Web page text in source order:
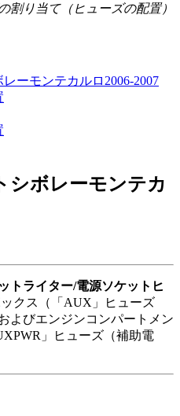
割り当て（ヒューズの配置）
ーモンテカルロ2006-2007
シボレーモンテカ
トライター/電源ソケットヒ
クス（「AUX」ヒューズ
よびエンジンコンパートメン
」ヒューズ（補助電